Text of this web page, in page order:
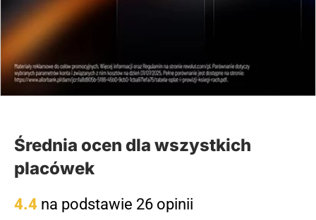
z ulicy Strzelców jako drogi dojazdowej.
(zgłoś, jeśli ten opis wprowadza w błąd)
Średnia ocen dla wszystkich
placówek
4.4 na podstawie 26 opinii